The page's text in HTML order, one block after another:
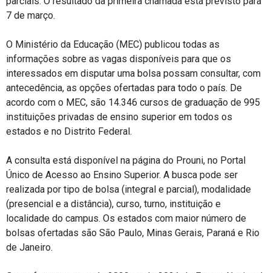
7 de março.
O Ministério da Educação (MEC) publicou todas as
informações sobre as vagas disponíveis para que os
interessados em disputar uma bolsa possam consultar, com
antecedência, as opções ofertadas para todo o país. De
acordo com o MEC, são 14.346 cursos de graduação de 995
instituições privadas de ensino superior em todos os
estados e no Distrito Federal.
A consulta está disponível na página do Prouni, no Portal
Único de Acesso ao Ensino Superior. A busca pode ser
realizada por tipo de bolsa (integral e parcial), modalidade
(presencial e a distância), curso, turno, instituição e
localidade do campus. Os estados com maior número de
bolsas ofertadas são São Paulo, Minas Gerais, Paraná e Rio
de Janeiro.